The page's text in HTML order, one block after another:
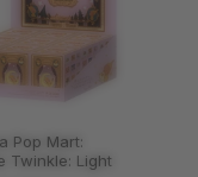
Pop Mart:
Twinkle: Light